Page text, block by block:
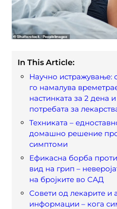
In This Article:
Научно истражување:
го намалува
настинката за 2 дена
потребата за
Техниката –
домашно решение
симптоми
Ефикасна борба
вид на грип –
на бројките во САД
Совети од лекарите и
информации – кога